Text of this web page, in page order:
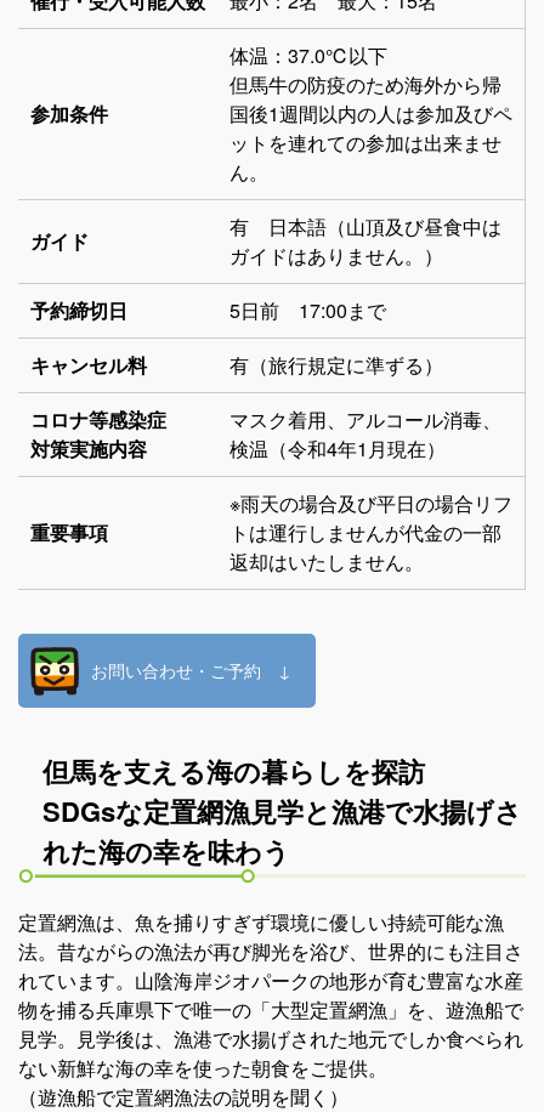
参加条件
体温：37.0℃以下
但馬牛の防疫のため海外から帰
国後1週間以内の人は参加及びペ
ットを連れての参加は出来ませ
ん。
ガイド
有 日本語（山頂及び昼食中は
ガイドはありません。）
予約締切日
5日前 17:00まで
キャンセル料
有（旅行規定に準ずる）
コロナ等感染症
対策実施内容
マスク着用、アルコール消毒、
検温（令和4年1月現在）
重要事項
※雨天の場合及び平日の場合リフ
トは運行しませんが代金の一部
返却はいたしません。
お問い合わせ・ご予約 ↓
但馬を支える海の暮らしを探訪
SDGsな定置網漁見学と漁港で水揚げさ
れた海の幸を味わう
定置網漁は、魚を捕りすぎず環境に優しい持続可能な漁
法。昔ながらの漁法が再び脚光を浴び、世界的にも注目さ
れています。山陰海岸ジオパークの地形が育む豊富な水産
物を捕る兵庫県下で唯一の「大型定置網漁」を、遊漁船で
見学。見学後は、漁港で水揚げされた地元でしか食べられ
ない新鮮な海の幸を使った朝食をご提供。
（遊漁船で定置網漁法の説明を聞く）